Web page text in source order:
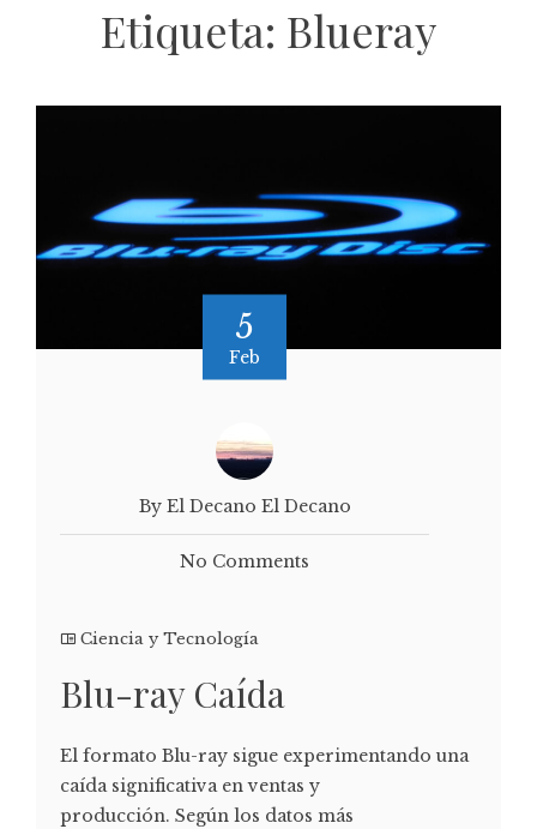
Etiqueta: Blueray
5
Feb
By El Decano El Decano
No Comments
Ciencia y Tecnología
Blu-ray Caída
El formato Blu-ray sigue experimentando una
caída significativa en ventas y
producción. Según los datos más